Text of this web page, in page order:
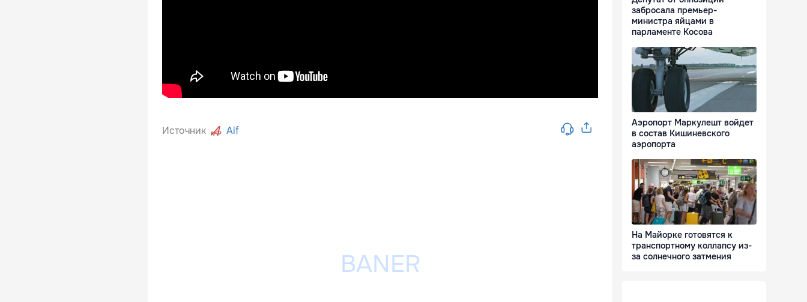
Источник Aif
забросала премьер-
министра яйцами в
парламенте Косова
Аэропорт Маркулешт войдет
в состав Кишиневского
аэропорта
На Майорке готовятся к
транспортному коллапсу из-
за солнечного затмения